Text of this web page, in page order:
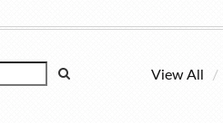
View All